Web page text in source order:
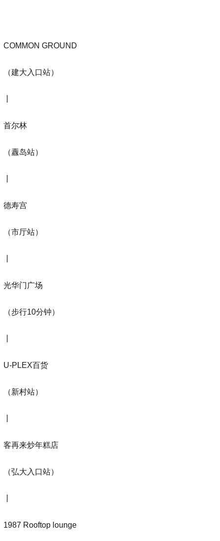
COMMON GROUND
（建大入口站）
首尔林
（纛岛站）
德寿宫
（市厅站）
光华门广场
（步行10分钟）
U-PLEX百货
（新村站）
客再来炒年糕店
（弘大入口站）
1987 Rooftop lounge